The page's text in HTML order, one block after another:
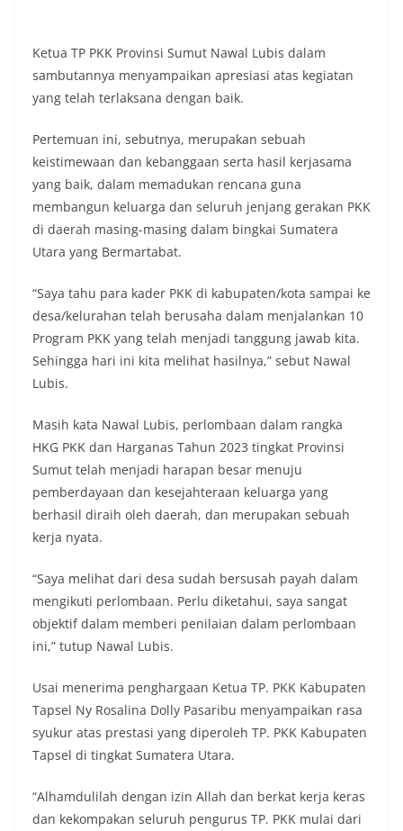
Ketua TP PKK Provinsi Sumut Nawal Lubis dalam
sambutannya menyampaikan apresiasi atas kegiatan
yang telah terlaksana dengan baik.
Pertemuan ini, sebutnya, merupakan sebuah
keistimewaan dan kebanggaan serta hasil kerjasama
yang baik, dalam memadukan rencana guna
membangun keluarga dan seluruh jenjang gerakan PKK
di daerah masing-masing dalam bingkai Sumatera
Utara yang Bermartabat.
“Saya tahu para kader PKK di kabupaten/kota sampai ke
desa/kelurahan telah berusaha dalam menjalankan 10
Program PKK yang telah menjadi tanggung jawab kita.
Sehingga hari ini kita melihat hasilnya,” sebut Nawal
Lubis.
Masih kata Nawal Lubis, perlombaan dalam rangka
HKG PKK dan Harganas Tahun 2023 tingkat Provinsi
Sumut telah menjadi harapan besar menuju
pemberdayaan dan kesejahteraan keluarga yang
berhasil diraih oleh daerah, dan merupakan sebuah
kerja nyata.
“Saya melihat dari desa sudah bersusah payah dalam
mengikuti perlombaan. Perlu diketahui, saya sangat
objektif dalam memberi penilaian dalam perlombaan
ini,” tutup Nawal Lubis.
Usai menerima penghargaan Ketua TP. PKK Kabupaten
Tapsel Ny Rosalina Dolly Pasaribu menyampaikan rasa
syukur atas prestasi yang diperoleh TP. PKK Kabupaten
Tapsel di tingkat Sumatera Utara.
“Alhamdulilah dengan izin Allah dan berkat kerja keras
dan kekompakan seluruh pengurus TP. PKK mulai dari